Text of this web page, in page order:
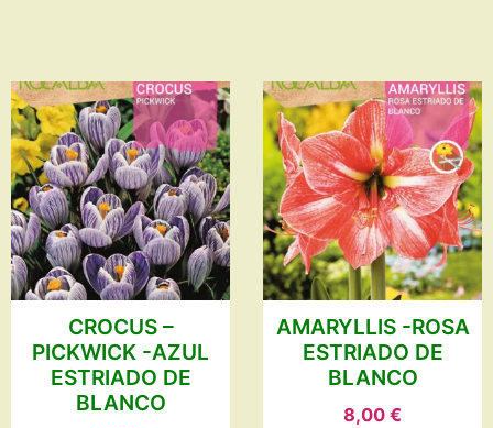
CROCUS –
PICKWICK -AZUL
ESTRIADO DE
BLANCO
AMARYLLIS -ROSA
ESTRIADO DE
BLANCO
8,00 €